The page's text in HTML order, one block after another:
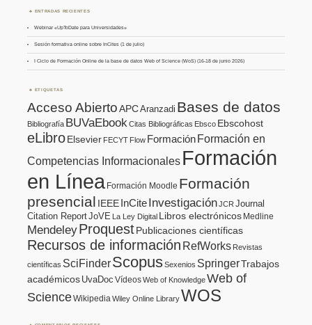
ENTRADAS RECIENTES
Webinar «UpToDate para Universidades»
Sesión formativa online sobre InCites (1 de julio)
I Ciclo de Formación Online de la base de datos Web of Science (WoS) (16-18 de junio 2026)
ETIQUETAS
Acceso AbiertoAPCAranzadi Bases de datos
Bibliografía BUVaEbook Citas Bibliográficas Ebsco Ebscohost
eLibroElsevier FECYT Flow FormaciónFormación en
Competencias Informacionales Formación
en Línea Formación Moodle Formación
presencial IEEE InCiteInvestigaciónJCR Journal
Citation ReportJoVE La Ley Digital Libros electrónicos Medline
MendeleyProquestPublicaciones científicas
Recursos de información RefWorks Revistas
científicas SciFinderScopusSexenios SpringerTrabajos
académicos UvaDoc VídeosWeb of KnowledgeWeb of
ScienceWikipedia Wiley Online LibraryWOS